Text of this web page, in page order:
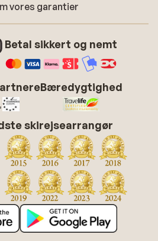
vores garantier
Betal sikkert og nemt
Bæredygtighed
skirejsearrangør